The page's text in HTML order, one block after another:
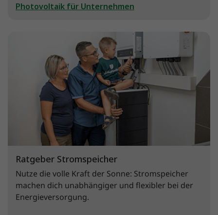
Photovoltaik für Unternehmen
Ratgeber Stromspeicher
Nutze die volle Kraft der Sonne: Stromspeicher
machen dich unabhängiger und flexibler bei der
Energieversorgung.